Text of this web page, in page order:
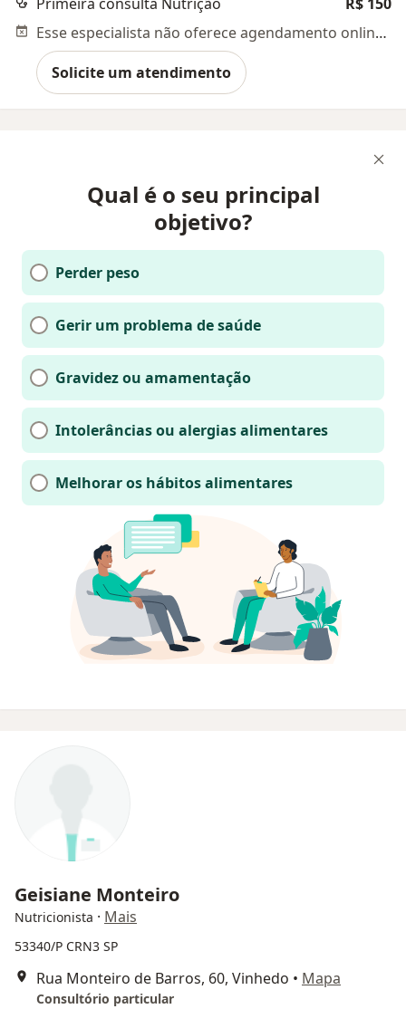
Esse especialista não oferece agendamento online para esse endereço.
Solicite um atendimento
Qual é o seu principal
objetivo?
Perder peso
Gerir um problema de saúde
Gravidez ou amamentação
Intolerâncias ou alergias alimentares
Melhorar os hábitos alimentares
Geisiane Monteiro
Nutricionista · Mais
53340/P CRN3 SP
Rua Monteiro de Barros, 60, Vinhedo • Mapa
Consultório particular